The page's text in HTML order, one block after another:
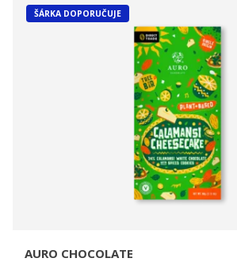
ŠÁRKA DOPORUČUJE
AURO CHOCOLATE